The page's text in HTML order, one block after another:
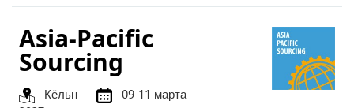
Asia-Pacific
Sourcing
Кёльн
09-11 марта